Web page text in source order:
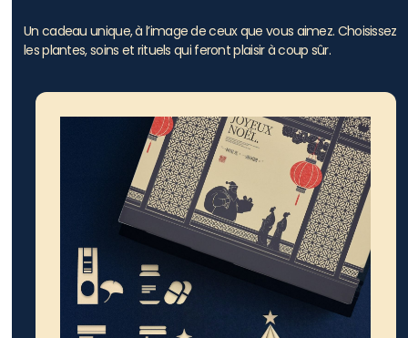
Un cadeau unique, à l’image de ceux que vous aimez. Choisissez
les plantes, soins et rituels qui feront plaisir à coup sûr.